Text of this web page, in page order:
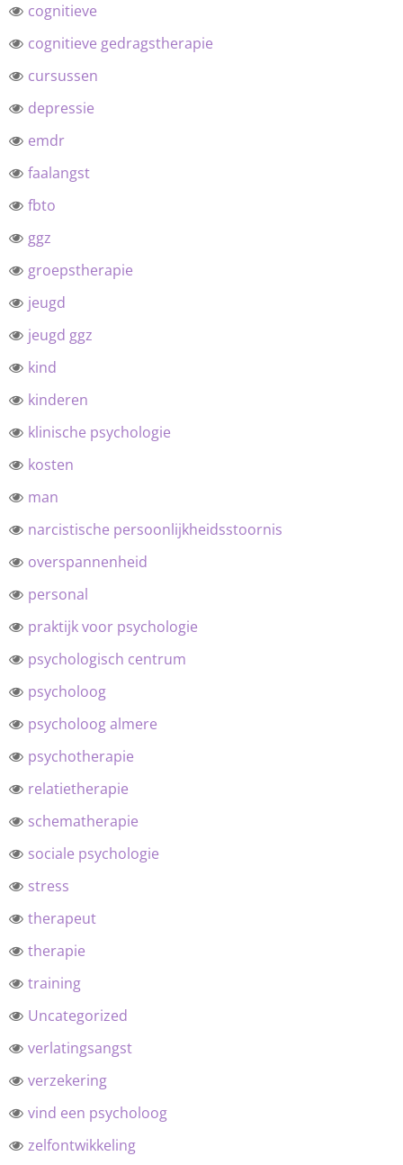
cognitieve
cognitieve gedragstherapie
cursussen
depressie
emdr
faalangst
fbto
ggz
groepstherapie
jeugd
jeugd ggz
kind
kinderen
klinische psychologie
kosten
man
narcistische persoonlijkheidsstoornis
overspannenheid
personal
praktijk voor psychologie
psychologisch centrum
psycholoog
psycholoog almere
psychotherapie
relatietherapie
schematherapie
sociale psychologie
stress
therapeut
therapie
training
Uncategorized
verlatingsangst
verzekering
vind een psycholoog
zelfontwikkeling